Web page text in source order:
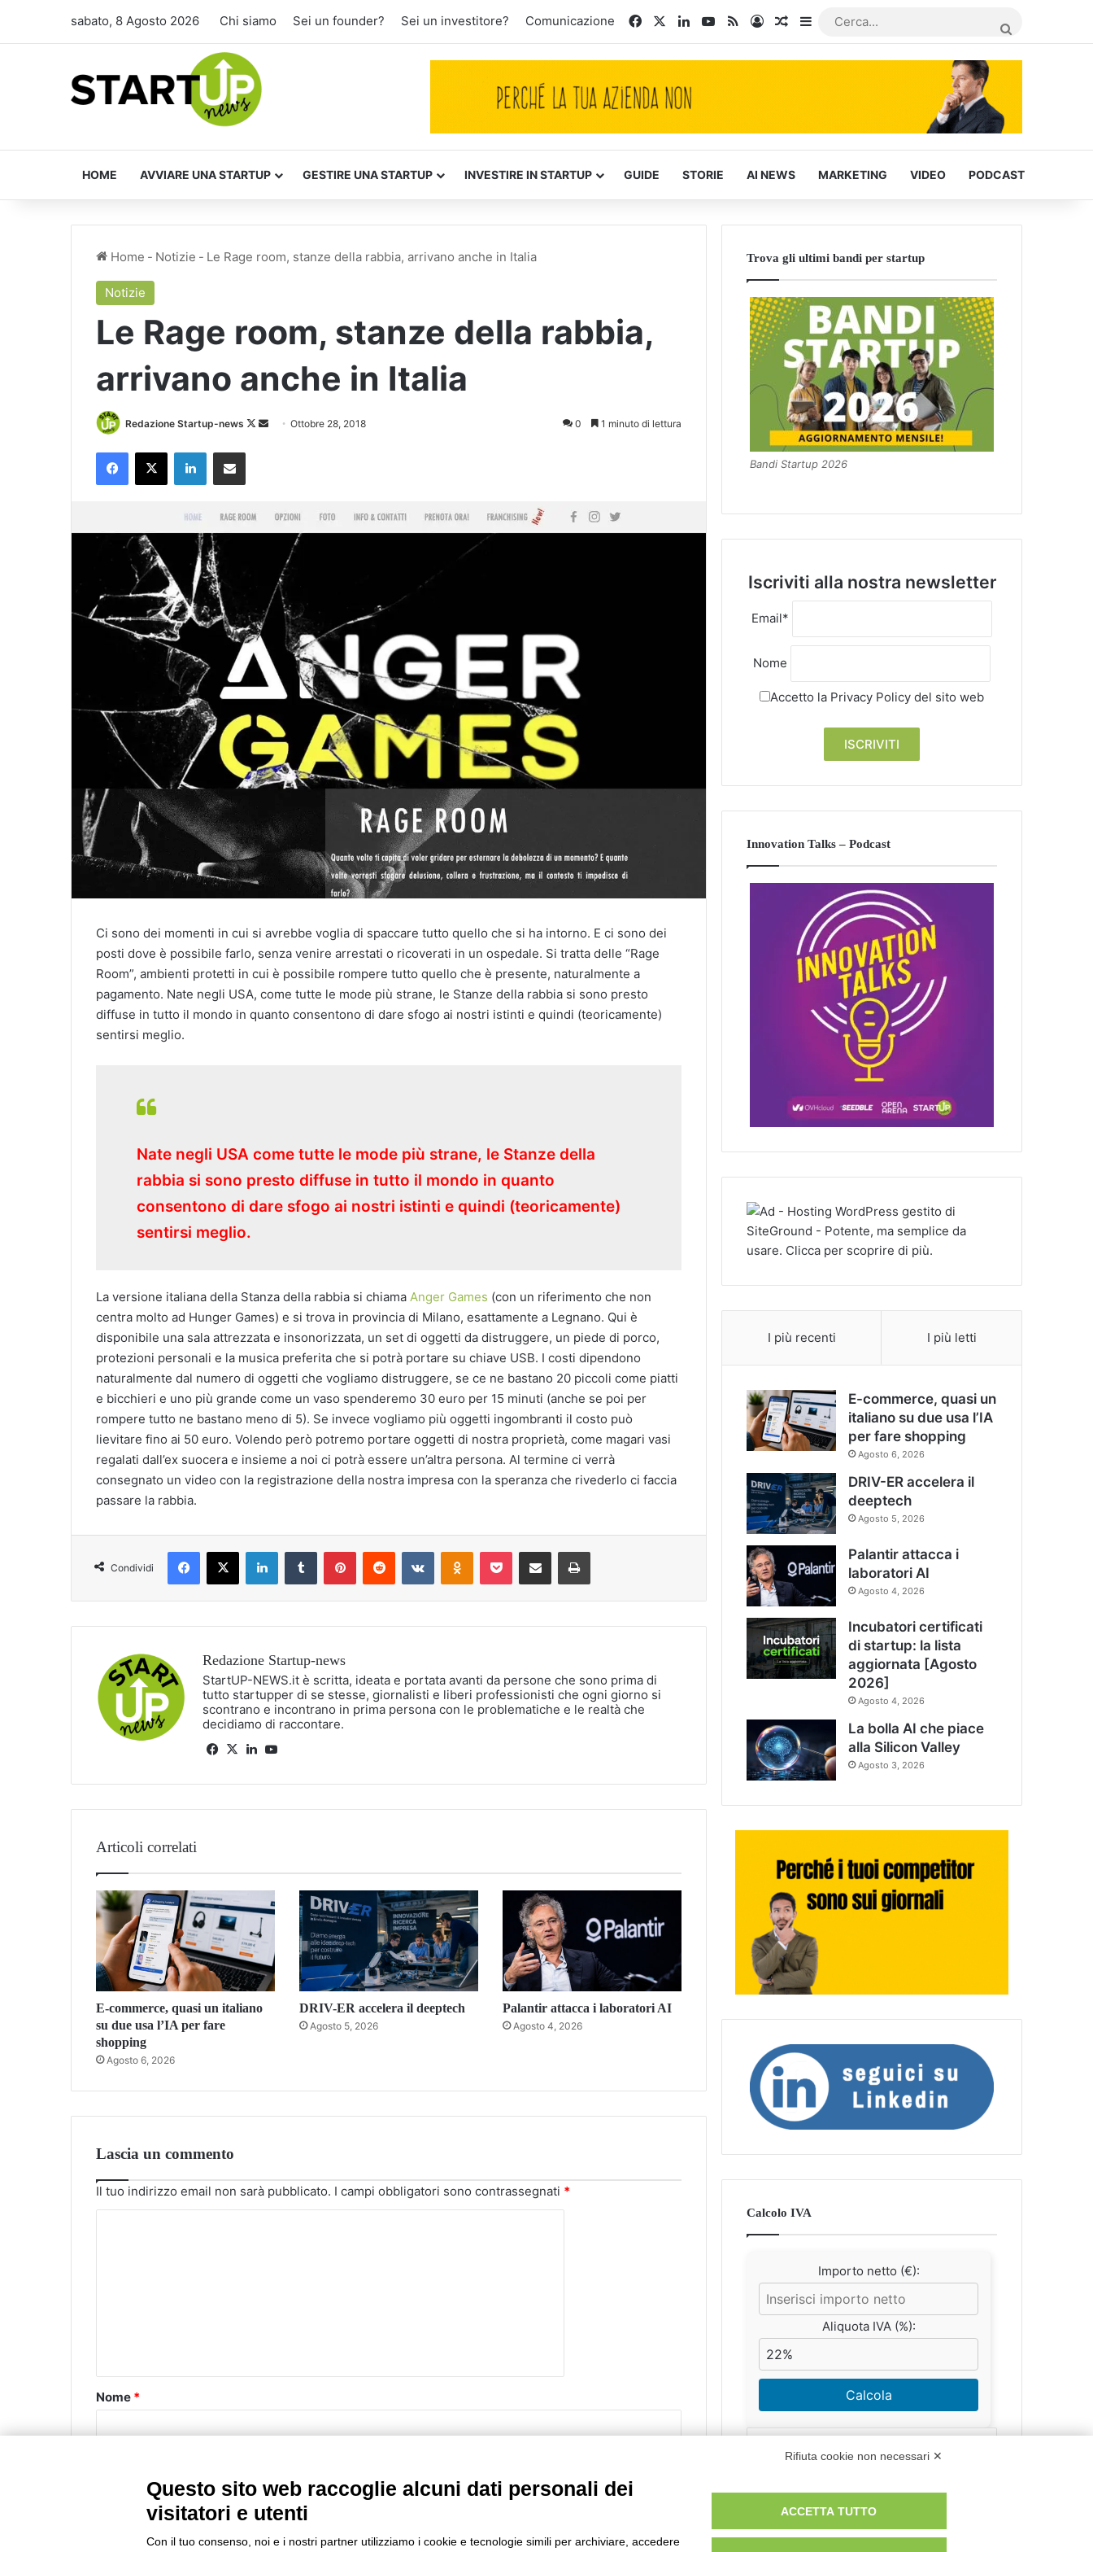
sabato, 8 Agosto 2026 Chi siamo Sei un founder? Sei un investitore? Comunicazione FacebookLinkedInYou Tube
RSSAccediArticoli Casuali
Barra laterale
HOME AVVIARE UNA STARTUP GESTIRE UNA STARTUP INVESTIRE IN STARTUP GUIDE STORIE AI NEWS MARKETING VIDEO PODCAST
Home - Notizie - Le Rage room, stanze della rabbia, arrivano anche in Italia
Notizie
Le Rage room, stanze della rabbia,
arrivano anche in Italia
Redazione Startup-news
Follow
Invia Ottobre 28, 2018 0 1 minuto di lettura
Facebook
X LinkedInCondividi via Email
Ci sono dei momenti in cui si avrebbe voglia di spaccare tutto quello che si ha intorno. E ci sono dei
posti dove è possibile farlo, senza venire arrestati o ricoverati in un ospedale. Si tratta delle “Rage
Room”, ambienti protetti in cui è possibile rompere tutto quello che è presente, naturalmente a
pagamento. Nate negli USA, come tutte le mode più strane, le Stanze della rabbia si sono presto
diffuse in tutto il mondo in quanto consentono di dare sfogo ai nostri istinti e quindi (teoricamente)
sentirsi meglio.
Nate negli USA come tutte le mode più strane, le Stanze della
rabbia si sono presto diffuse in tutto il mondo in quanto
consentono di dare sfogo ai nostri istinti e quindi (teoricamente)
sentirsi meglio.
La versione italiana della Stanza della rabbia si chiama Anger Games (con un riferimento che non
centra molto ad Hunger Games) e si trova in provincia di Milano, esattamente a Legnano. Qui è
disponibile una sala attrezzata e insonorizzata, un set di oggetti da distruggere, un piede di porco,
protezioni personali e la musica preferita che si potrà portare su chiave USB. I costi dipendono
naturalmente dal numero di oggetti che vogliamo distruggere, se ce ne bastano 20 piccoli come piatti
e bicchieri e uno più grande come un vaso spenderemo 30 euro per 15 minuti (anche se poi per
rompere tutto ne bastano meno di 5). Se invece vogliamo più oggetti ingombranti il costo può
lievitare fino ai 50 euro. Volendo però potremo portare oggetti di nostra proprietà, come magari vasi
regalati dall’ex suocera e insieme a noi ci potrà essere un’altra persona. Al termine ci verrà
consegnato un video con la registrazione della nostra impresa con la speranza che rivederlo ci faccia
passare la rabbia.
Condividi
Facebook
X LinkedInTumblrPinterestRedditVKontakteOdnoklassniki
PocketCondividi via Email Stampa
Redazione Startup-news
StartUP-NEWS.it è scritta, ideata e portata avanti da persone che sono prima di
tutto startupper di se stesse, giornalisti e liberi professionisti che ogni giorno si
scontrano e incontrano in prima persona con le problematiche e le realtà che
decidiamo di raccontare.
Facebook
X LinkedIn
Articoli correlati
E-commerce, quasi un italiano
su due usa l’IA per fare
shopping
Agosto 6, 2026
DRIV-ER accelera il deeptech
Agosto 5, 2026
Palantir attacca i laboratori AI
Agosto 4, 2026
Lascia un commento
Il tuo indirizzo email non sarà pubblicato. I campi obbligatori sono contrassegnati *
o
Nome *
Trova gli ultimi bandi per startup
Bandi Startup 2026
Iscriviti alla nostra newsletter
Email*
Nome
Accetto la Privacy Policy del sito web
Innovation Talks – Podcast
I più recenti I più letti
E-commerce, quasi un
italiano su due usa l’IA
per fare shopping
Agosto 6, 2026
DRIV-ER accelera il
deeptech
Agosto 5, 2026
Palantir attacca i
laboratori AI
Agosto 4, 2026
Incubatori certificati
di startup: la lista
aggiornata [Agosto
2026]
Agosto 4, 2026
La bolla AI che piace
alla Silicon Valley
Agosto 3, 2026
Calcolo IVA
Importo netto (€):
Aliquota IVA (%):
Calcola
Scorporo IVA
Importo lordo (€):
Rifiuta cookie non necessari ✕
Questo sito web raccoglie alcuni dati personali dei
visitatori e utenti
Con il tuo consenso, noi e i nostri partner utilizziamo i cookie e tecnologie simili per archiviare, accedere
ACCETTA TUTTO